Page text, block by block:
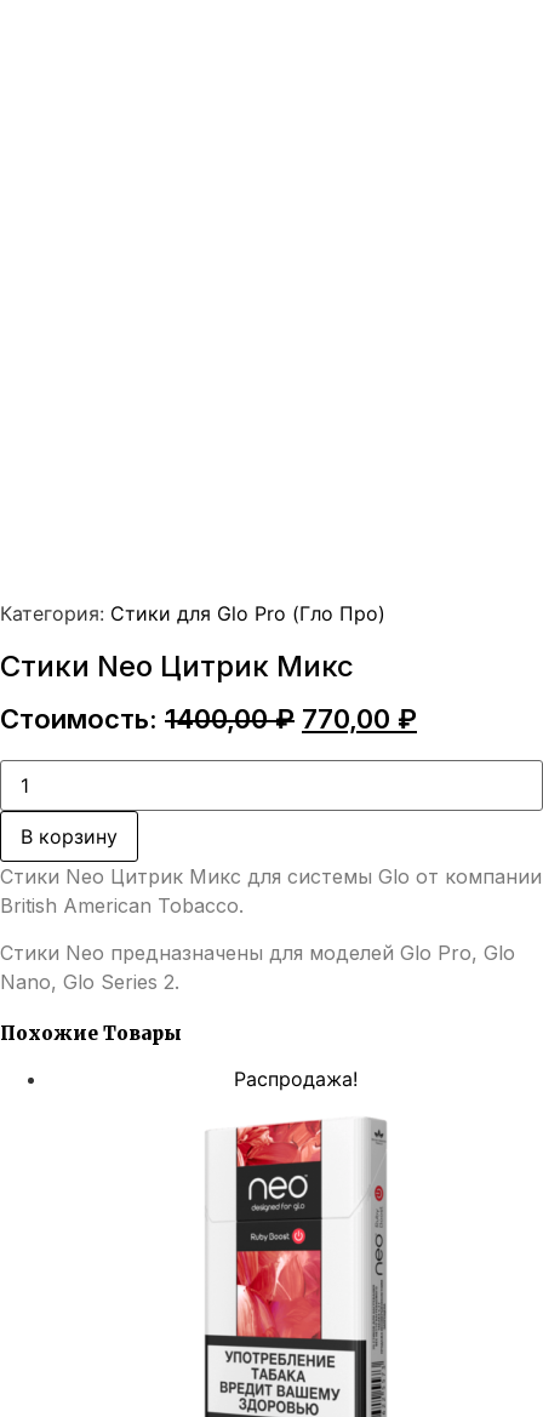
Категория: Стики для Glo Pro (Гло Про)
Стики Neo Цитрик Микс
Стоимость: 1400,00₽ Первоначальная
составляла
770,00 ₽
770,00 ₽.
Количество
товара
Стики
Neo
Цитрик
Микс
В корзину
Стики Neo Цитрик Микс для системы Glo от компании
British American Tobacco.
Стики Neo предназначены для моделей Glo Pro, Glo
Nano, Glo Series 2.
Похожие Товары
Распродажа!